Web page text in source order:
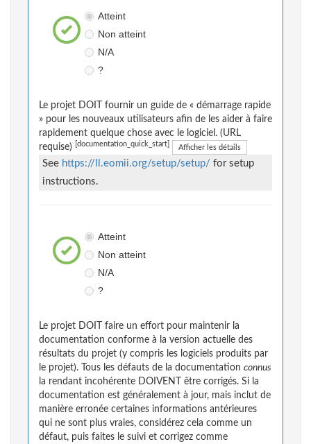
Atteint
Non atteint
N/A
?
Le projet DOIT fournir un guide de « démarrage rapide
» pour les nouveaux utilisateurs afin de les aider à faire
rapidement quelque chose avec le logiciel. (URL
requise)
[documentation_quick_start] Afficher les détails
See https://ll.eomii.org/setup/setup/ for setup
instructions.
Atteint
Non atteint
N/A
?
Le projet DOIT faire un effort pour maintenir la
documentation conforme à la version actuelle des
résultats du projet (y compris les logiciels produits par
le projet). Tous les défauts de la documentation connus
la rendant incohérente DOIVENT être corrigés. Si la
documentation est généralement à jour, mais inclut de
manière erronée certaines informations antérieures
qui ne sont plus vraies, considérez cela comme un
défaut, puis faites le suivi et corrigez comme